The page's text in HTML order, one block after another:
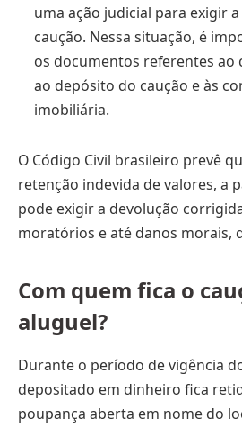
uma ação judicial para exigir
caução. Nessa situação, é
os documentos referentes ao
ao depósito do caução e às
imobiliária.
O Código Civil brasileiro prevê
retenção indevida de valores, a
pode exigir a devolução
moratórios e até danos morais,
Com quem fica o
aluguel?
Durante o período de vigência
depositado em dinheiro fica
poupança aberta em nome do